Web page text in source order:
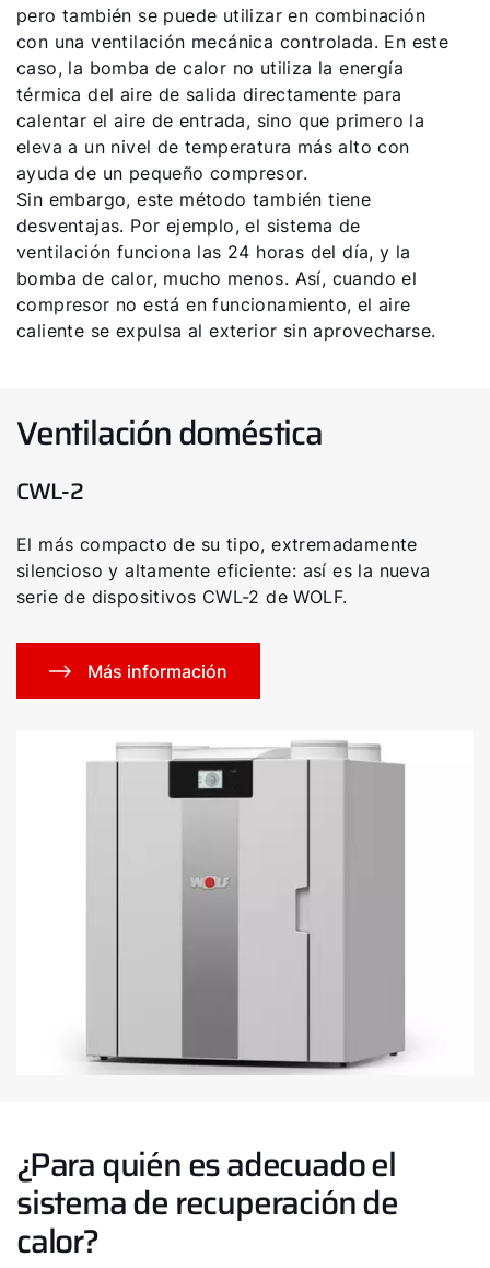
pero también se puede utilizar en combinación
con una ventilación mecánica controlada. En este
caso, la bomba de calor no utiliza la energía
térmica del aire de salida directamente para
calentar el aire de entrada, sino que primero la
eleva a un nivel de temperatura más alto con
ayuda de un pequeño compresor.
Sin embargo, este método también tiene
desventajas. Por ejemplo, el sistema de
ventilación funciona las 24 horas del día, y la
bomba de calor, mucho menos. Así, cuando el
compresor no está en funcionamiento, el aire
caliente se expulsa al exterior sin aprovecharse.
Ventilación doméstica
CWL-2
El más compacto de su tipo, extremadamente
silencioso y altamente eficiente: así es la nueva
serie de dispositivos CWL-2 de WOLF.
Más información
¿Para quién es adecuado el
sistema de recuperación de
calor?